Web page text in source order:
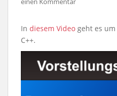
In diesem Video geht es um
C++.